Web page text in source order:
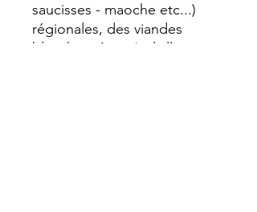
saucisses - maoche etc...)
régionales, des viandes
blanches rôties (volaille - veau